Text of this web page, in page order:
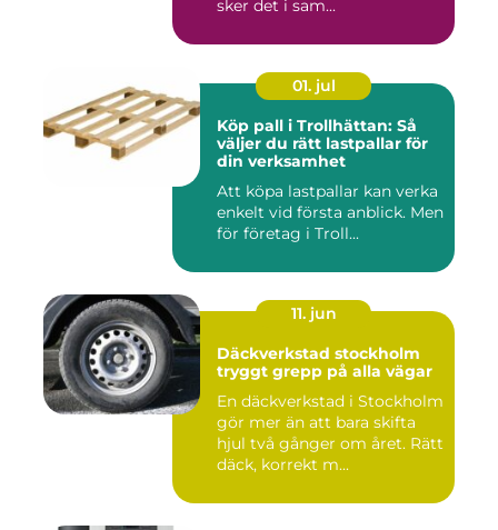
sker det i sam...
01. jul
Köp pall i Trollhättan: Så
väljer du rätt lastpallar för
din verksamhet
Att köpa lastpallar kan verka
enkelt vid första anblick. Men
för företag i Troll...
11. jun
Däckverkstad stockholm
tryggt grepp på alla vägar
En däckverkstad i Stockholm
gör mer än att bara skifta
hjul två gånger om året. Rätt
däck, korrekt m...